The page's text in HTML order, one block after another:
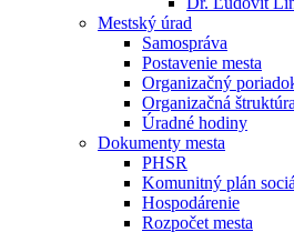
Mestský úrad
Samospráva
Postavenie mesta
Organizačný
Organizačná štruktúra
Úradné hodiny
Dokumenty mesta
PHSR
Komunitný plán
Hospodárenie
Rozpočet mesta